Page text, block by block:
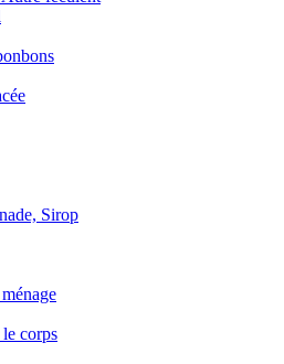
Sirop
corps